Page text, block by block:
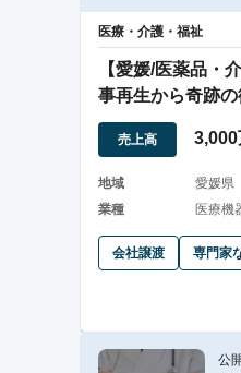
医療・介護・福祉
【愛媛/医薬品・
事再生から奇跡
け譲渡を希望
売上高 3,000
地域
愛媛県
業種
医療機
会社譲渡 専門家
公